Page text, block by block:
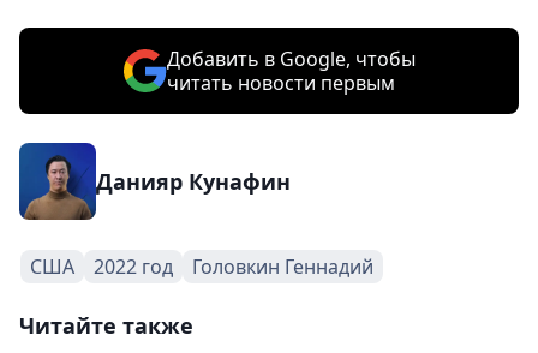
Добавить в Google, чтобы
читать новости первым
Данияр Кунафин
США 2022 год Головкин Геннадий
Читайте также